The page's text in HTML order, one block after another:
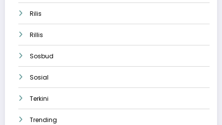
Rilis
Rillis
Sosbud
Sosial
Terkini
Trending